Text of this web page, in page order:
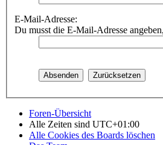
E-Mail-Adresse:
Du musst die E-Mail-Adresse
Foren-Übersicht
Alle Zeiten sind UTC+01:00
Alle Cookies des Boards löschen